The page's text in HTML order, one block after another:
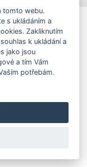
tomto webu.
s ukládáním a
Zakliknutím
k ukládání a
jako jsou
a tím Vám
potřebám.